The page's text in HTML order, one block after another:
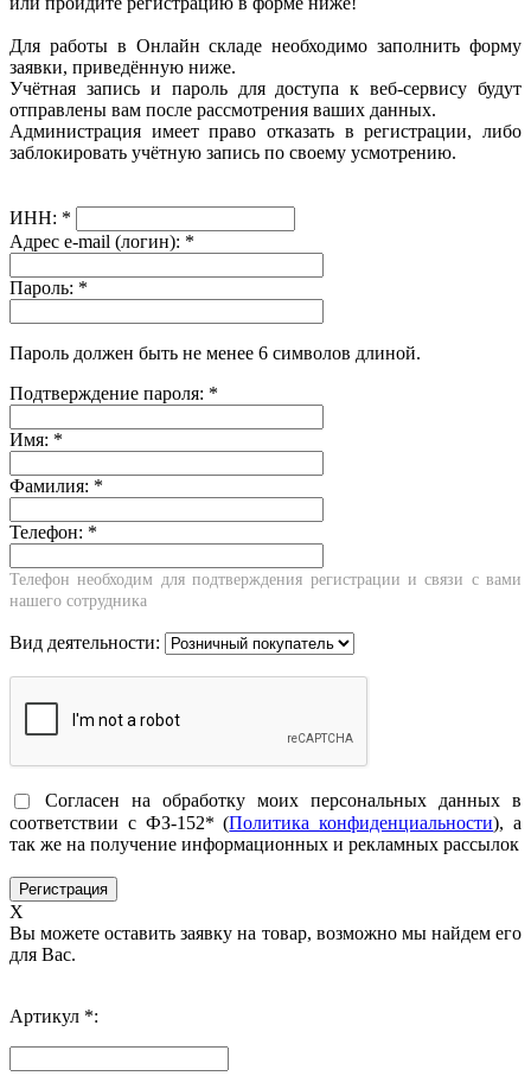
Для работы в Онлайн складе необходимо заполнить форму
заявки, приведённую ниже.
Учётная запись и пароль для доступа к веб-сервису будут
отправлены вам после рассмотрения ваших данных.
Администрация имеет право отказать в регистрации, либо
заблокировать учётную запись по своему усмотрению.
ИНН: *
Адрес e-mail (логин): *
Пароль: *
Пароль должен быть не менее 6 символов длиной.
Подтверждение пароля: *
Имя: *
Фамилия: *
Телефон: *
Телефон необходим для подтверждения регистрации и связи с вами
нашего сотрудника
Вид деятельности:
Согласен на обработку моих персональных данных в
соответствии с ФЗ-152* (Политика конфиденциальности), а
так же на получение информационных и рекламных рассылок
X
Вы можете оставить заявку на товар, возможно мы найдем его
для Вас.
Артикул *: